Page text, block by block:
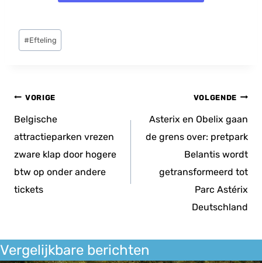
Bericht
tags:
#Efteling
Bericht
navigatie
VORIGE
Belgische
attractieparken vrezen
zware klap door hogere
btw op onder andere
tickets
VOLGENDE
Asterix en Obelix gaan
de grens over: pretpark
Belantis wordt
getransformeerd tot
Parc Astérix
Deutschland
Vergelijkbare berichten